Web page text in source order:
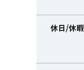
休日/休暇